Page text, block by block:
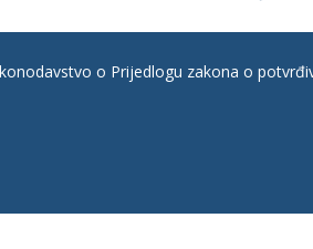
o Prijedlogu zakona o